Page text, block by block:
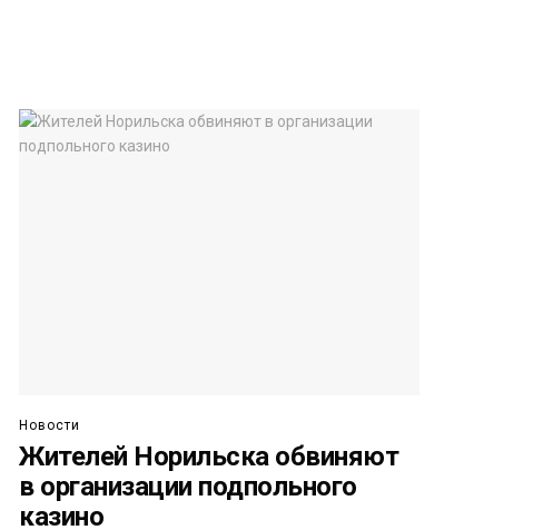
Новости
Жителей Норильска обвиняют
в организации подпольного
казино